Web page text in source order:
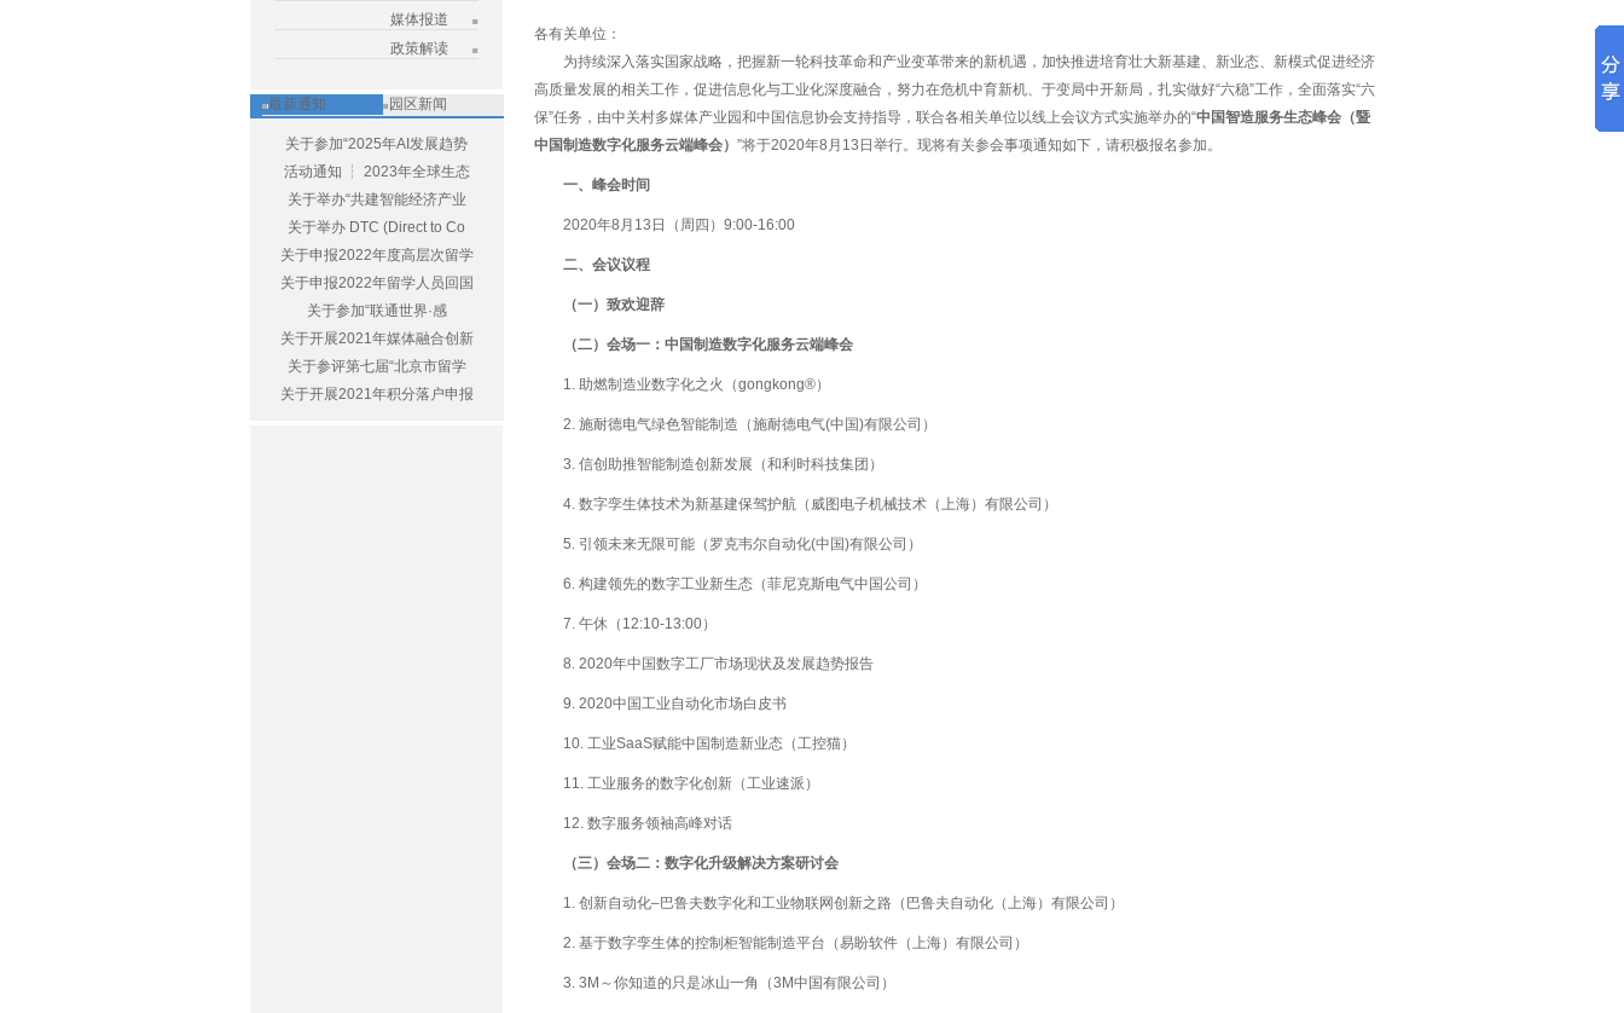
媒体报道
政策解读
最新通知 园区新闻
关于参加“2025年AI发展趋势
活动通知 ┆ 2023年全球生态
关于举办“共建智能经济产业
关于举办 DTC (Direct to Co
关于申报2022年度高层次留学
关于申报2022年留学人员回国
关于参加“联通世界·感
关于开展2021年媒体融合创新
关于参评第七届“北京市留学
关于开展2021年积分落户申报
各有关单位：
为持续深入落实国家战略，把握新一轮科技革命和产业变革带来的新机遇，加快推进培育壮大新基建、新业态、新模式促进经济
高质量发展的相关工作，促进信息化与工业化深度融合，努力在危机中育新机、于变局中开新局，扎实做好“六稳”工作，全面落实“六
保”任务，由中关村多媒体产业园和中国信息协会支持指导，联合各相关单位以线上会议方式实施举办的“中国智造服务生态峰会（暨
中国制造数字化服务云端峰会） ”将于2020年8月13日举行。现将有关参会事项通知如下，请积极报名参加。
一、峰会时间
2020年8月13日（周四）9:00-16:00
二、会议议程
（一）致欢迎辞
（二）会场一：中国制造数字化服务云端峰会
1. 助燃制造业数字化之火（gongkong®）
2. 施耐德电气绿色智能制造（施耐德电气(中国)有限公司）
3. 信创助推智能制造创新发展（和利时科技集团）
4. 数字孪生体技术为新基建保驾护航（威图电子机械技术（上海）有限公司）
5. 引领未来无限可能（罗克韦尔自动化(中国)有限公司）
6. 构建领先的数字工业新生态（菲尼克斯电气中国公司）
7. 午休（12:10-13:00）
8. 2020年中国数字工厂市场现状及发展趋势报告
9. 2020中国工业自动化市场白皮书
10. 工业SaaS赋能中国制造新业态（工控猫）
11. 工业服务的数字化创新（工业速派）
12. 数字服务领袖高峰对话
（三）会场二：数字化升级解决方案研讨会
1. 创新自动化–巴鲁夫数字化和工业物联网创新之路（巴鲁夫自动化（上海）有限公司）
2. 基于数字孪生体的控制柜智能制造平台（易盼软件（上海）有限公司）
3. 3M～你知道的只是冰山一角（3M中国有限公司）